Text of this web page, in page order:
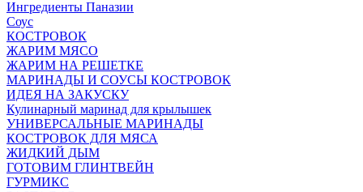
Ингредиенты Паназии
Соус
КОСТРОВОК
ЖАРИМ МЯСО
ЖАРИМ НА РЕШЕТКЕ
МАРИНАДЫ И СОУСЫ КОСТРОВОК
ИДЕЯ НА ЗАКУСКУ
Кулинарный маринад для крылышек
УНИВЕРСАЛЬНЫЕ МАРИНАДЫ
КОСТРОВОК ДЛЯ МЯСА
ЖИДКИЙ ДЫМ
ГОТОВИМ ГЛИНТВЕЙН
ГУРМИКС